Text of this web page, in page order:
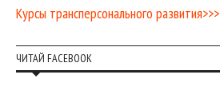
Курсы трансперсонального развития>>>
ЧИТАЙ FACEBOOK